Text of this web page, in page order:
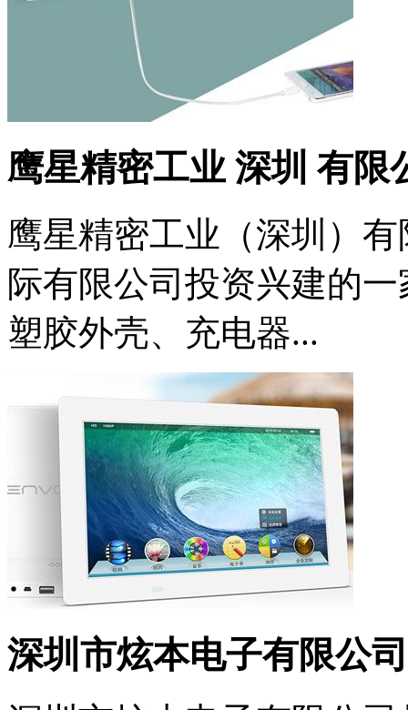
鹰星精密工业 深圳 有限
鹰星精密工业（深圳）
际有限公司投资兴建的
塑胶外壳、充电器...
深圳市炫本电子有限公司